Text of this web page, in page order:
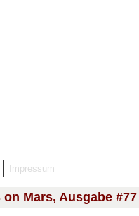
Impressum
Mars, Ausgabe